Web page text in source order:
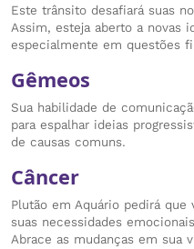
Este trânsito desafiará suas
Assim, esteja aberto a novas
especialmente em questões
Gêmeos
Sua habilidade de
para espalhar ideias
de causas comuns.
Câncer
Plutão em Aquário pedirá
suas necessidades
Abrace as mudanças em sua